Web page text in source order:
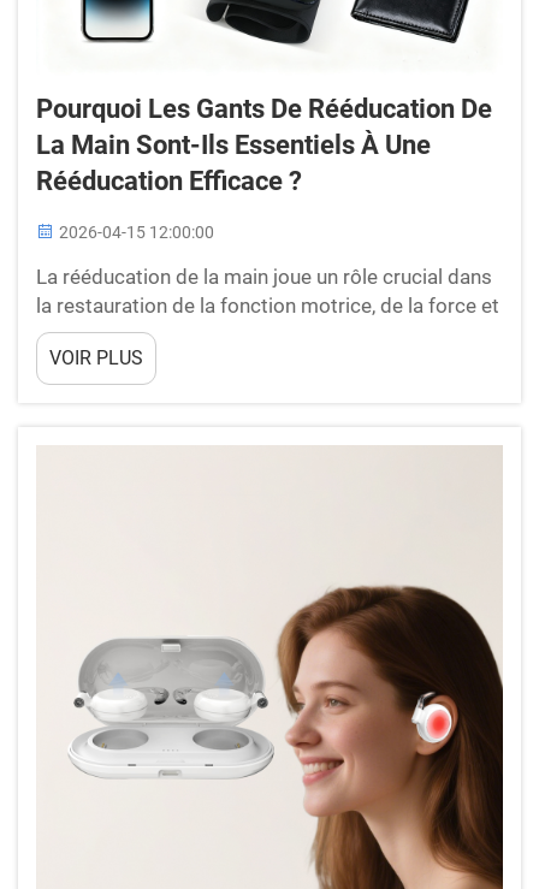
Pourquoi Les Gants De Rééducation De
La Main Sont-Ils Essentiels À Une
Rééducation Efficace ?
2026-04-15 12:00:00
La rééducation de la main joue un rôle crucial dans
la restauration de la fonction motrice, de la force et
de la dextérité chez les patients après une blessure,
une intervention chirurgicale ou une affection
neurologique. Parmi les solutions les plus
de rééducation de la main ont émerg...
VOIR PLUS